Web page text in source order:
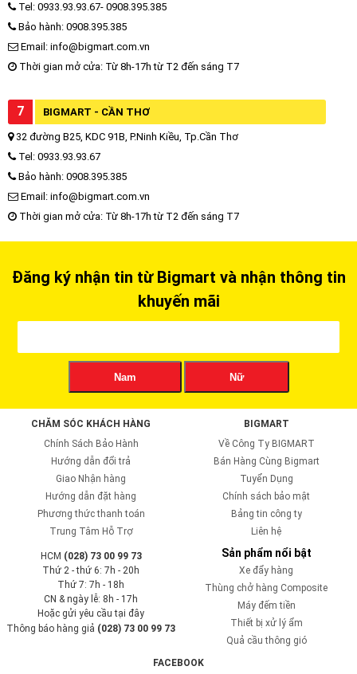
Tel: 0933.93.93.67- 0908.395.385
Bảo hành: 0908.395.385
Email: info@bigmart.com.vn
Thời gian mở cửa: Từ 8h-17h từ T2 đến sáng T7
7 BIGMART - CẦN THƠ
32 đường B25, KDC 91B, P.Ninh Kiều, Tp.Cần Thơ
Tel: 0933.93.93.67
Bảo hành: 0908.395.385
Email: info@bigmart.com.vn
Thời gian mở cửa: Từ 8h-17h từ T2 đến sáng T7
Đăng ký nhận tin từ Bigmart và nhận thông tin
khuyến mãi
Nam Nữ
CHĂM SÓC KHÁCH HÀNG
Chính Sách Bảo Hành
Hướng dẫn đổi trả
Giao Nhận hàng
Hướng dẫn đặt hàng
Phương thức thanh toán
Trung Tâm Hỗ Trợ
BIGMART
Về Công Ty BIGMART
Bán Hàng Cùng Bigmart
Tuyển Dụng
Chính sách bảo mật
Bảng tin công ty
Liên hệ
HCM (028) 73 00 99 73
Thứ 2 - thứ 6: 7h - 20h
Thứ 7: 7h - 18h
CN & ngày lễ: 8h - 17h
Hoặc gửi yêu cầu tại đây
Thông báo hàng giả (028) 73 00 99 73
Sản phẩm nổi bật
Xe đẩy hàng
Thùng chở hàng Composite
Máy đếm tiền
Thiết bị xử lý ẩm
Quả cầu thông gió
FACEBOOK